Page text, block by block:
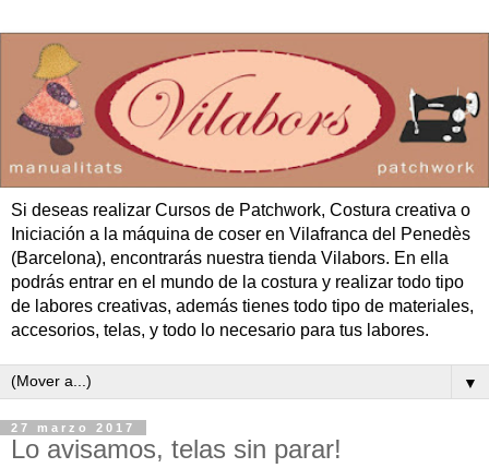
Si deseas realizar Cursos de Patchwork, Costura creativa o
Iniciación a la máquina de coser en Vilafranca del Penedès
(Barcelona), encontrarás nuestra tienda Vilabors. En ella
podrás entrar en el mundo de la costura y realizar todo tipo
de labores creativas, además tienes todo tipo de materiales,
accesorios, telas, y todo lo necesario para tus labores.
▼
27 marzo 2017
Lo avisamos, telas sin parar!